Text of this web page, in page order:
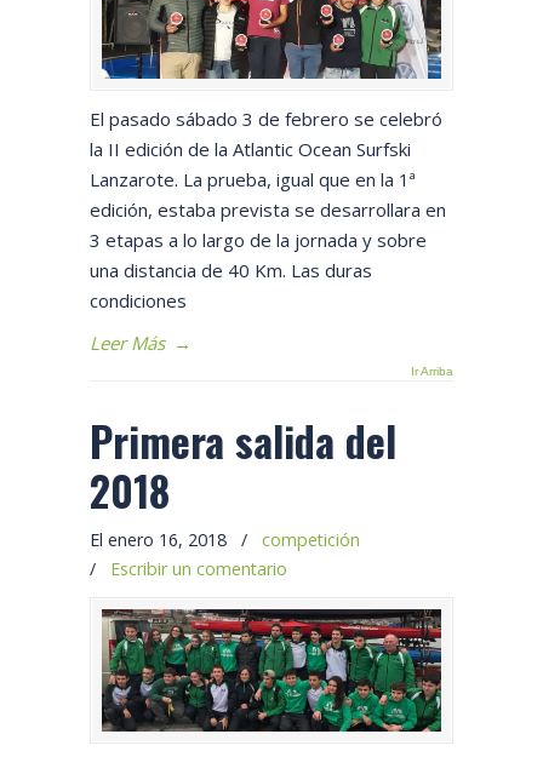
El pasado sábado 3 de febrero se celebró
la II edición de la Atlantic Ocean Surfski
Lanzarote. La prueba, igual que en la 1ª
edición, estaba prevista se desarrollara en
3 etapas a lo largo de la jornada y sobre
una distancia de 40 Km. Las duras
condiciones
Leer Más →
Ir Arriba
Primera salida del
2018
El enero 16, 2018 /
competición
/ Escribir un comentario